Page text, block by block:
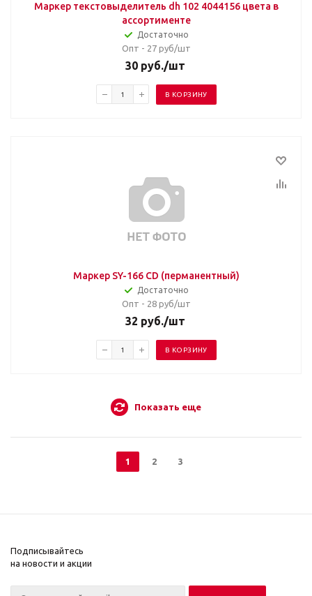
Маркер текстовыделитель dh 102 4044156 цвета в
ассортименте
Достаточно
Опт - 27 руб/шт
30руб./шт
В КОРЗИНУ
Маркер SY-166 CD (перманентный)
Достаточно
Опт - 28 руб/шт
32 руб./шт
В КОРЗИНУ
Показать еще
1 2 3
Подписывайтесь
на новости и акции